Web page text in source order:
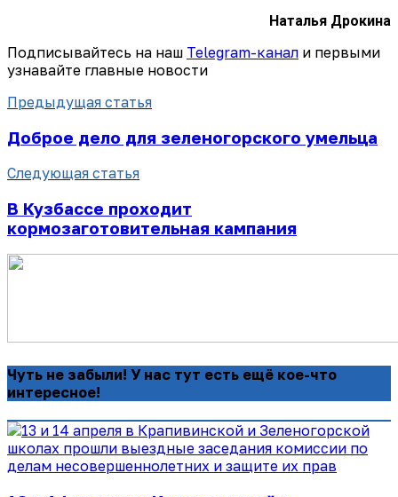
Наталья Дрокина
Подписывайтесь на наш Telegram-канал и первыми
узнавайте главные новости
Предыдущая статья
Доброе дело для зеленогорского умельца
Следующая статья
В Кузбассе проходит
кормозаготовительная кампания
Чуть не забыли! У нас тут есть ещё кое-что
интересное!